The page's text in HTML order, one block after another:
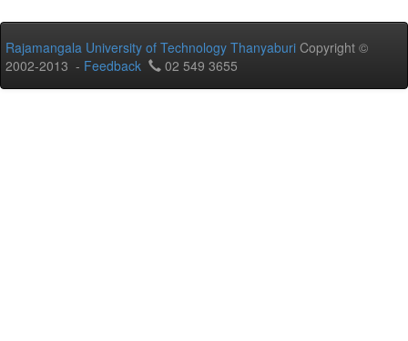
Rajamangala University of Technology Thanyaburi Copyright ©
2002-2013 - Feedback 02 549 3655